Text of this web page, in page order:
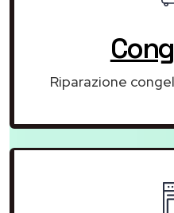
Riparazione